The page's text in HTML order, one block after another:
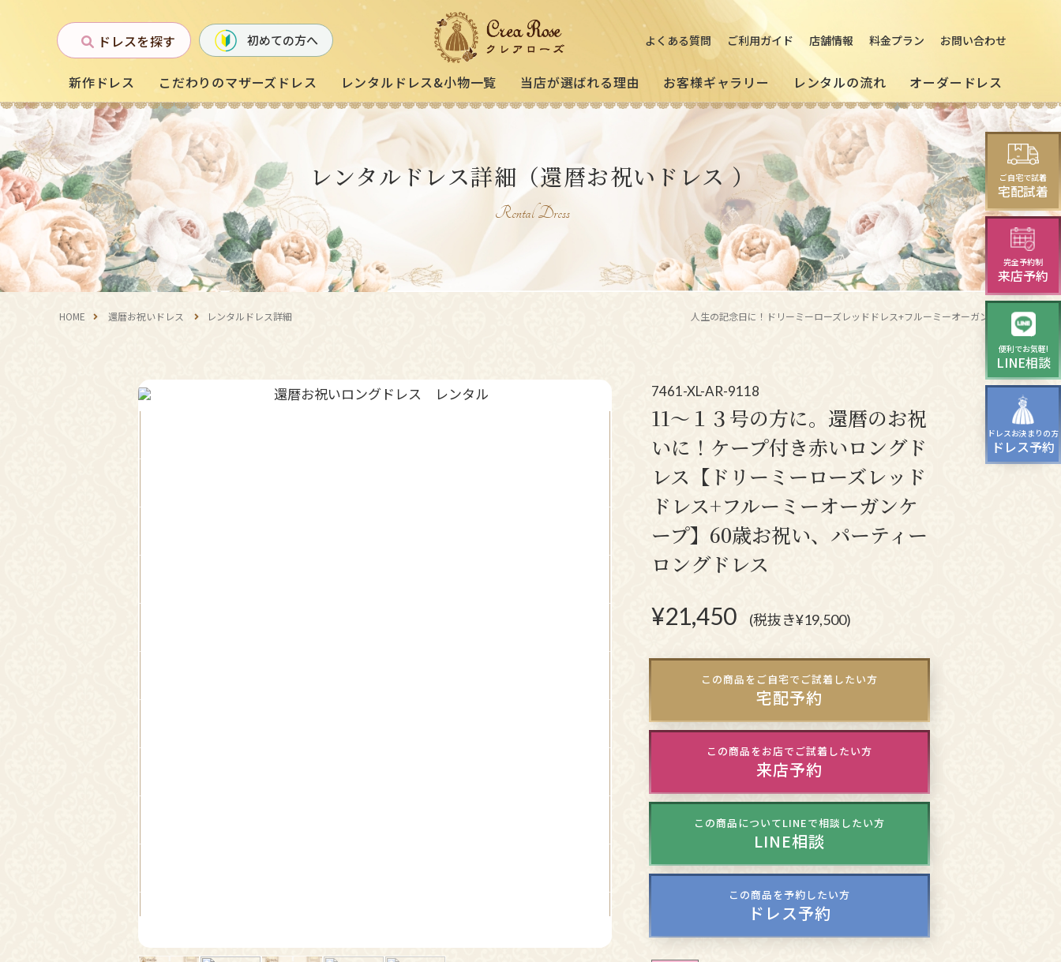
ドレスを探す 初めての方へ よくある質問 ご利用ガイド 店舗情報 料金プラン お問い合わせ
新作ドレス こだわりのマザーズドレス レンタルドレス&小物一覧
お母様フォーマルドレス
(マザーズドレス)
フォーマルドレス
(40～50代の方向け)
祖母様の
フォーマルドレス
(おばあ様向け)
パーティードレス
(20～30代の方向け)
中学生・高校生向け
ドレス（140〜160サイズ）
3歳〜小学生の
プリンセスドレス
(95〜130サイズ)
お父様用モーニング
演奏会・発表会・舞台用
華やかロングドレス・
イブニングドレス
還暦お祝いドレス
当店が選ばれる理由 お客様ギャラリー レンタルの流れ
[宅配]
試着・レンタルの流れ
[来店]
試着・レンタルの流れ
オーダードレス
オーダードレス
セミオーダードレス
(セレクトプラン)
レンタルドレス詳細 （還暦お祝いドレス ）
Rental Dress
HOME 還暦お祝いドレス レンタルドレス詳細
7461-XL-AR-9118
11〜１３号の方に。還暦のお祝
いに！ケープ付き赤いロングド
レス【ドリーミーローズレッド
ドレス+フルーミーオーガンケ
ープ】60歳お祝い、パーティー
ロングドレス
¥21,450 (税抜き¥19,500)
この商品をご自宅でご試着したい方
宅配予約
この商品をお店でご試着したい方
来店予約
この商品についてLINEで相談したい方
LINE相談
この商品を予約したい方
ドレス予約
ご自宅で試着
宅配試着
完全予約制
来店予約
便利でお気軽!
LINE相談
ドレスお決まりの方
ドレス予約